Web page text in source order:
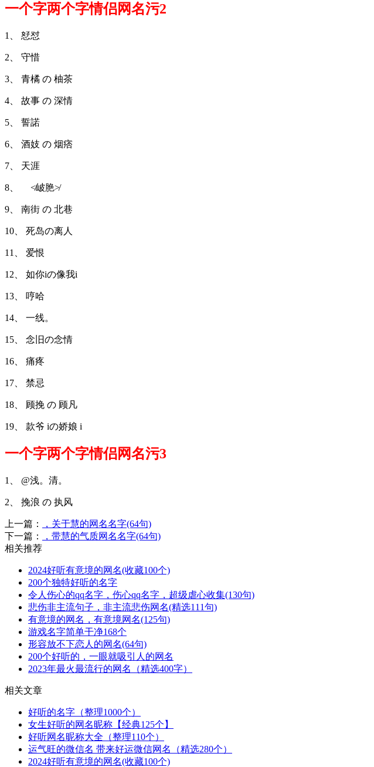
一个字两个字情侣网名污2
1、 恏怼
2、 守惜
3、 青橘 の 柚茶
4、 故事 の 深情
5、 誓諾
6、 酒妓 の 烟痞
7、 天涯
8、 ≮岥脃≯
9、 南街 の 北巷
10、 死岛の离人
11、 爱恨
12、 如你iの像我i
13、 哼哈
14、 一线。
15、 念旧の念情
16、 痛疼
17、 禁忌
18、 顾挽 の 顾凡
19、 款爷 iの娇娘 i
一个字两个字情侣网名污3
1、 @浅。清。
2、 挽浪 の 执风
上一篇：
，关于慧的网名名字(64句)
下一篇：
，带慧的气质网名名字(64句)
相关推荐
2024好听有意境的网名(收藏100个)
200个独特好听的名字
令人伤心的qq名字，伤心qq名字，超级虐心收集(130句)
悲伤非主流句子，非主流悲伤网名(精选111句)
有意境的网名，有意境网名(125句)
游戏名字简单干净168个
形容放不下恋人的网名(64句)
200个好听的，一眼就吸引人的网名
2023年最火最流行的网名（精选400字）
相关文章
好听的名字（整理1000个）
女生好听的网名昵称【经典125个】
好听网名昵称大全（整理110个）
运气旺的微信名 带来好运微信网名（精选280个）
2024好听有意境的网名(收藏100个)